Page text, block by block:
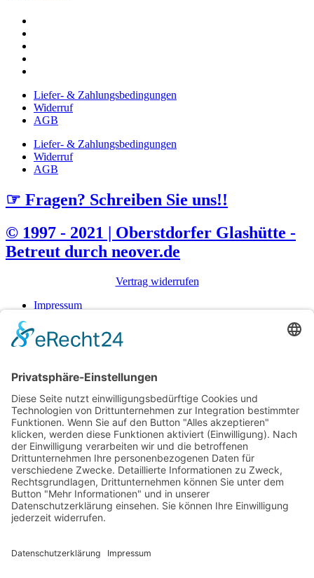
Liefer- & Zahlungsbedingungen
Widerruf
AGB
Liefer- & Zahlungsbedingungen
Widerruf
AGB
☞ Fragen? Schreiben Sie uns!!
© 1997 - 2021 | Oberstdorfer Glashütte -
Betreut durch neover.de
Vertrag widerrufen
Impressum
Impressum
Suche
Menü
Kategorien
Lege dein Kategorienmenü im Header Builder -> Mobile -> Mobile
Menüelement -> Ein-/Ausblenden -> Menü auswählen fest
Shop
Warenkorb
Schließen
anzuzeigen.